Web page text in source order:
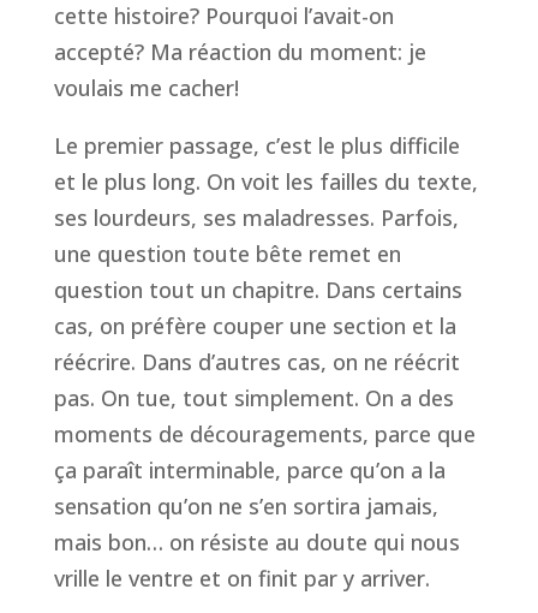
cette histoire? Pourquoi l’avait-on
accepté? Ma réaction du moment: je
voulais me cacher!
Le premier passage, c’est le plus difficile
et le plus long. On voit les failles du texte,
ses lourdeurs, ses maladresses. Parfois,
une question toute bête remet en
question tout un chapitre. Dans certains
cas, on préfère couper une section et la
réécrire. Dans d’autres cas, on ne réécrit
pas. On tue, tout simplement. On a des
moments de découragements, parce que
ça paraît interminable, parce qu’on a la
sensation qu’on ne s’en sortira jamais,
mais bon… on résiste au doute qui nous
vrille le ventre et on finit par y arriver.